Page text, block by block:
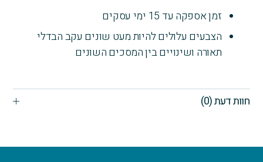
זמן אספקה עד 15 ימי עסקים
הצבעים עלולים להיות מעט שונים עקב הבדלי
תאורה ושינויים בין המסכים השונים
חוות דעת (0)